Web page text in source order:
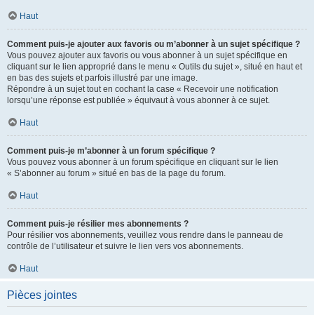
Haut
Comment puis-je ajouter aux favoris ou m’abonner à un sujet spécifique ?
Vous pouvez ajouter aux favoris ou vous abonner à un sujet spécifique en
cliquant sur le lien approprié dans le menu « Outils du sujet », situé en haut et
en bas des sujets et parfois illustré par une image.
Répondre à un sujet tout en cochant la case « Recevoir une notification
lorsqu’une réponse est publiée » équivaut à vous abonner à ce sujet.
Haut
Comment puis-je m’abonner à un forum spécifique ?
Vous pouvez vous abonner à un forum spécifique en cliquant sur le lien
« S’abonner au forum » situé en bas de la page du forum.
Haut
Comment puis-je résilier mes abonnements ?
Pour résilier vos abonnements, veuillez vous rendre dans le panneau de
contrôle de l’utilisateur et suivre le lien vers vos abonnements.
Haut
Pièces jointes